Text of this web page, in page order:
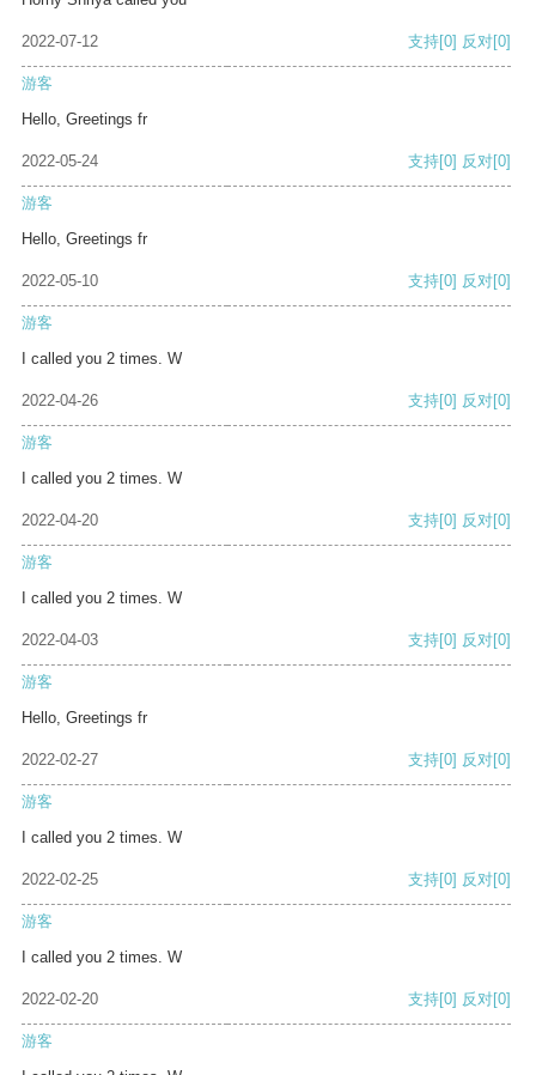
2022-07-12 支持[0] 反对[0]
游客
Hello, Greetings fr
2022-05-24 支持[0] 反对[0]
游客
Hello, Greetings fr
2022-05-10 支持[0] 反对[0]
游客
I called you 2 times. W
2022-04-26 支持[0] 反对[0]
游客
I called you 2 times. W
2022-04-20 支持[0] 反对[0]
游客
I called you 2 times. W
2022-04-03 支持[0] 反对[0]
游客
Hello, Greetings fr
2022-02-27 支持[0] 反对[0]
游客
I called you 2 times. W
2022-02-25 支持[0] 反对[0]
游客
I called you 2 times. W
2022-02-20 支持[0] 反对[0]
游客